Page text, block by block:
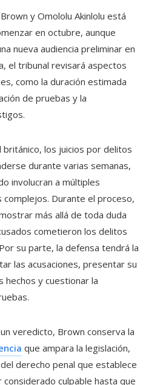
y Omololu Akinlolu está
en octubre, aunque
nueva audiencia preliminar en
el tribunal revisará aspectos
como la duración estimada
de pruebas y la
británico, los juicios por delitos
durante varias semanas,
involucran a múltiples
complejos. Durante el proceso,
más allá de toda duda
cometieron los delitos
su parte, la defensa tendrá la
las acusaciones, presentar su
hechos y cuestionar la
veredicto, Brown conserva la
que ampara la legislación,
derecho penal que establece
culpable hasta que